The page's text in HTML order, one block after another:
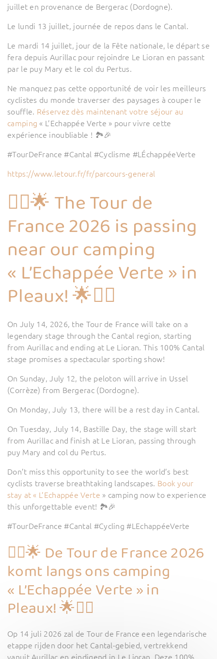
juillet en provenance de Bergerac (Dordogne).
Le lundi 13 juillet, journée de repos dans le Cantal.
Le mardi 14 juillet, jour de la Fête nationale, le départ se
fera depuis Aurillac pour rejoindre Le Lioran en passant
par le puy Mary et le col du Pertus.
Ne manquez pas cette opportunité de voir les meilleurs
cyclistes du monde traverser des paysages à couper le
souffle. Réservez dès maintenant votre séjour au
camping « L’Echappée Verte » pour vivre cette
expérience inoubliable ! 🏞️🎉
#TourDeFrance #Cantal #Cyclisme #LÉchappéeVerte
https://www.letour.fr/fr/parcours-general
🚴‍♂️🌟 The Tour de
France 2026 is passing
near our camping
« L’Echappée Verte » in
Pleaux! 🌟🚴‍♂️
On July 14, 2026, the Tour de France will take on a
legendary stage through the Cantal region, starting
from Aurillac and ending at Le Lioran. This 100% Cantal
stage promises a spectacular sporting show!
On Sunday, July 12, the peloton will arrive in Ussel
(Corrèze) from Bergerac (Dordogne).
On Monday, July 13, there will be a rest day in Cantal.
On Tuesday, July 14, Bastille Day, the stage will start
from Aurillac and finish at Le Lioran, passing through
puy Mary and col du Pertus.
Don’t miss this opportunity to see the world’s best
cyclists traverse breathtaking landscapes. Book your
stay at « L’Echappée Verte » camping now to experience
this unforgettable event! 🏞️🎉
#TourDeFrance #Cantal #Cycling #LEchappéeVerte
🚴‍♂️🌟 De Tour de France 2026
komt langs ons camping
« L’Echappée Verte » in
Pleaux! 🌟🚴‍♂️
Op 14 juli 2026 zal de Tour de France een legendarische
etappe rijden door het Cantal-gebied, vertrekkend
vanuit Aurillac en eindigend in Le Lioran. Deze 100%